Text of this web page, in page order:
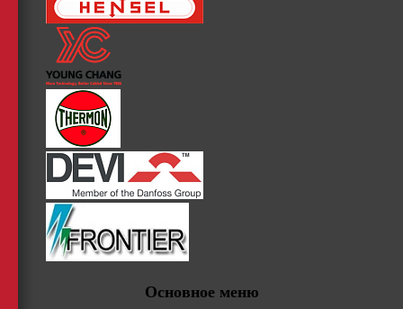
Основное меню